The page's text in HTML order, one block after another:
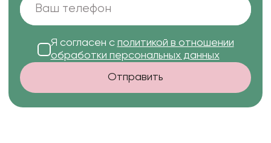
Я согласен с политикой в отношении
обработки персональных данных
Отправить